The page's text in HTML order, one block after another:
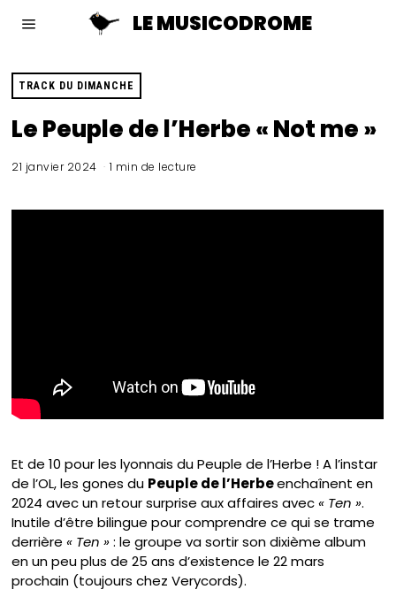
LE MUSICODROME
TRACK DU DIMANCHE
Le Peuple de l’Herbe « Not me »
21 janvier 2024 1 min de lecture
Et de 10 pour les lyonnais du Peuple de l’Herbe ! A l’instar
de l’OL, les gones du Peuple de l’Herbeenchaînent en
2024 avec un retour surprise aux affaires avec« Ten ».
Inutile d’être bilingue pour comprendre ce qui se trame
derrière« Ten »: le groupe va sortir son dixième album
en un peu plus de 25 ans d’existence le 22 mars
prochain (toujours chez Verycords).